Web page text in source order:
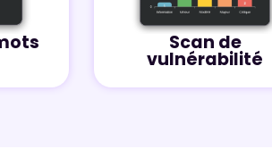
Scan de
vulnérabilité